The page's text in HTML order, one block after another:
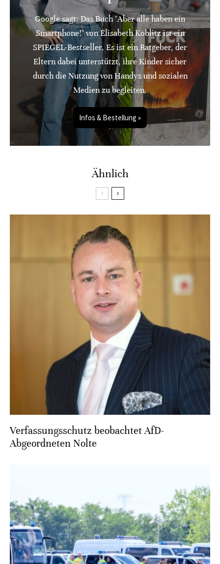
Google sagt: Das Buch "Aber alle haben ein
Smartphone!" von Elisabeth Koblitz ist ein
SPIEGEL-Bestseller. Es ist ein Ratgeber, der
Eltern dabei unterstützt, ihre Kinder sicher
durch die Nutzung von Handys und sozialen
Medien zu begleiten.
Infos & Bestellung »
Ähnlich
Verfassungsschutz beobachtet AfD-
Abgeordneten Nolte